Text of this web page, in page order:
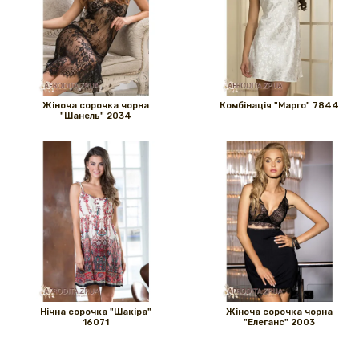
Жіноча сорочка чорна
"Шанель" 2034
Комбінація "Марго" 7844
Нічна сорочка "Шакіра"
16071
Жіноча сорочка чорна
"Елеганс" 2003